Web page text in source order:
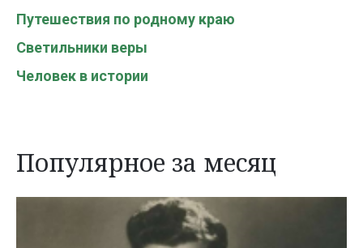
Путешествия по родному краю
Светильники веры
Человек в истории
Популярное за месяц